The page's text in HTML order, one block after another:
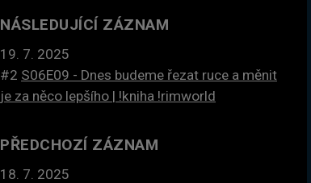
NÁSLEDUJÍCÍ ZÁZNAM
19. 7. 2025
#2 S06E09 - Dnes budeme řezat ruce a měnit
je za něco lepšího | !kniha !rimworld
PŘEDCHOZÍ ZÁZNAM
18. 7. 2025